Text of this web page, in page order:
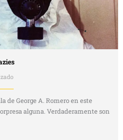
de George A. Romero en este
alguna. Verdaderamente son